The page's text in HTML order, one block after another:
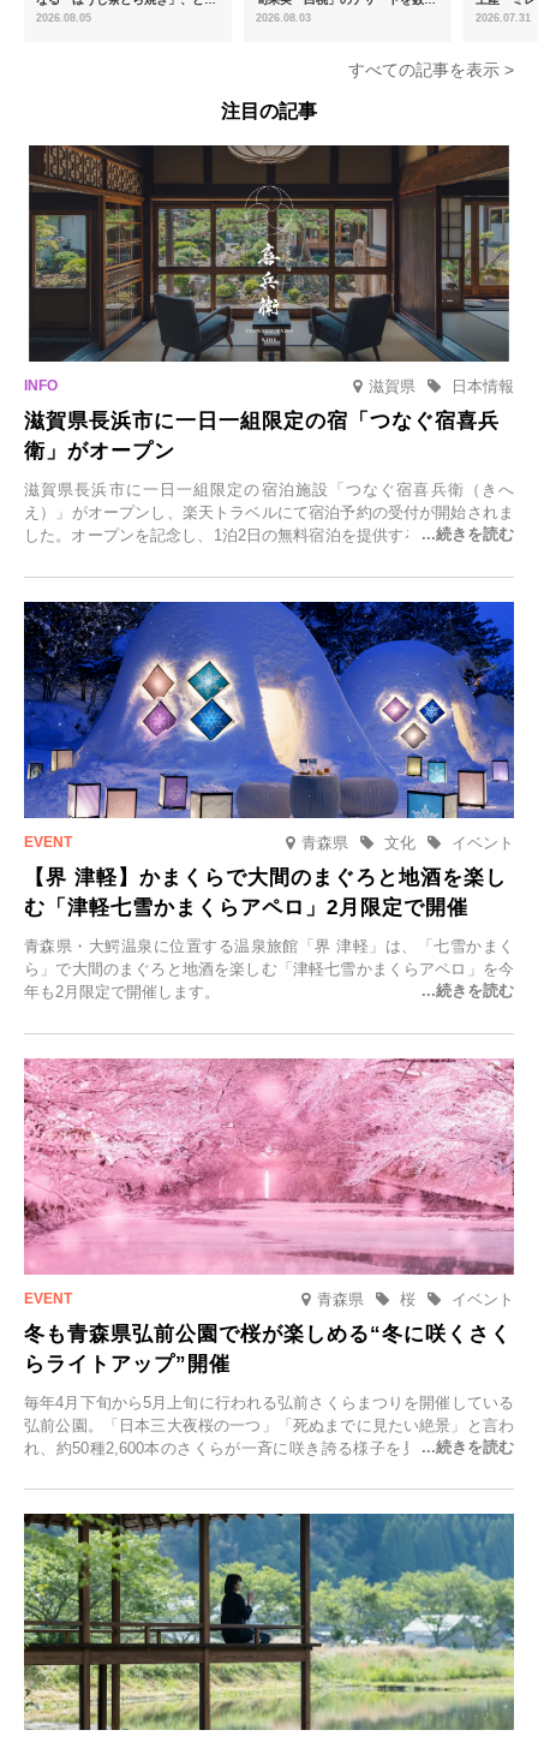
ける「宇治抹茶ティラミス」が新
2026.08.05
限定販売
2026.08.03
新フレー
2026.07.31
すべての記事を表示 >
注目の記事
滋賀県 日本情報
滋賀県長浜市に一日一組限定の宿「つなぐ宿喜兵
衛」がオープン
滋賀県長浜市に一日一組限定の宿泊施設「つなぐ宿喜兵衛（きへ
え）」がオープンし、楽天トラベルにて宿泊予約の受付が開始されま
した。オープンを記念し、1泊2日の無料宿泊を提供するキャンペーン
一組限定の宿だからこそ叶う、大切な人との特別な時間を体験いただ
けます。
青森県 イベント
文化
【界 津軽】かまくらで大間のまぐろと地酒を楽し
む「津軽七雪かまくらアペロ」2月限定で開催
青森県・大鰐温泉に位置する温泉旅館「界 津軽」は、「七雪かまく
ら」で大間のまぐろと地酒を楽しむ「津軽七雪かまくらアペロ」を今
年も2月限定で開催します。
青森県 イベント
桜
冬も青森県弘前公園で桜が楽しめる“冬に咲くさく
らライトアップ”開催
毎年4月下旬から5月上旬に行われる弘前さくらまつりを開催している
弘前公園。「日本三大夜桜の一つ」「死ぬまでに見たい絶景」と言わ
れ、約50種2,600本のさくらが一斉に咲き誇る様子を見に、世界中か
日(月)～2026年2月28日(土)の期間、「冬に咲くさくらライトアップ」
を開催します。